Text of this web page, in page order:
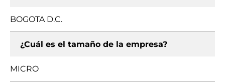
BOGOTA D.C.
¿Cuál es el tamaño de la empresa?
MICRO